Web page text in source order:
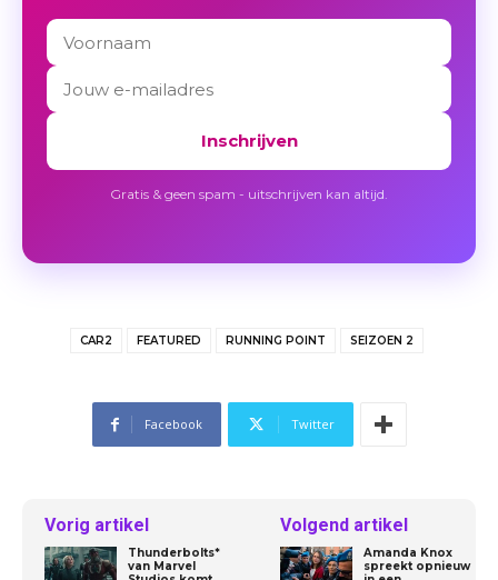
Inschrijven
Gratis & geen spam - uitschrijven kan altijd.
CAR2 FEATURED RUNNING POINT SEIZOEN 2
Facebook Twitter
Vorig artikel
Thunderbolts*
van Marvel
Volgend artikel
Amanda Knox
spreekt opnieuw